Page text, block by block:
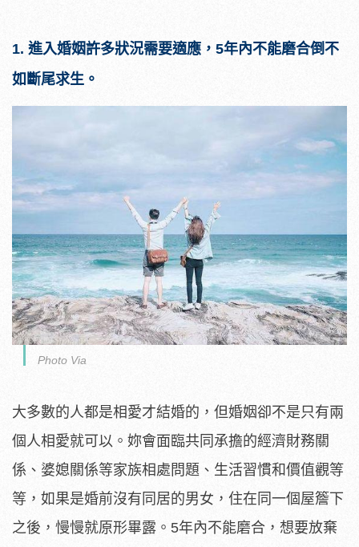
1. 進入婚姻許多狀況需要適應，5年內不能磨合倒不
如斷尾求生。
Photo Via
大多數的人都是相愛才結婚的，但婚姻卻不是只有兩
個人相愛就可以。妳會面臨共同承擔的經濟財務關
係、婆媳關係等家族相處問題、生活習慣和價值觀等
等，如果是婚前沒有同居的男女，住在同一個屋簷下
之後，慢慢就原形畢露。5年內不能磨合，想要放棄